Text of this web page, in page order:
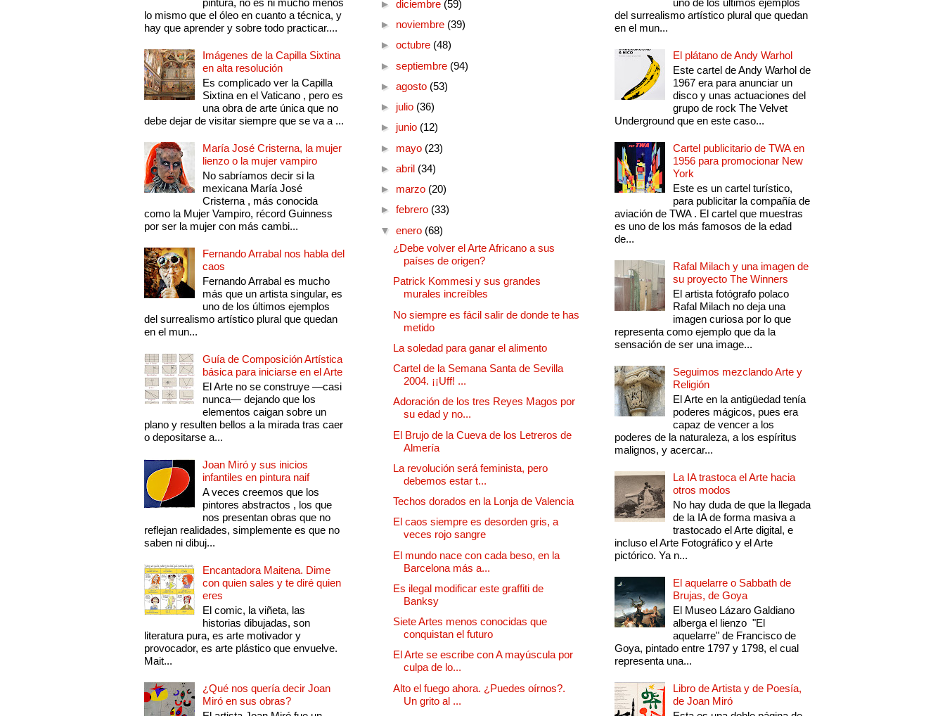
lo mismo que el óleo en cuanto a técnica, y
hay que aprender y sobre todo practicar....
Imágenes de la Capilla Sixtina
en alta resolución
Es complicado ver la Capilla
Sixtina en el Vaticano , pero es
una obra de arte única que no
debe dejar de visitar siempre que se va a ...
María José Cristerna, la mujer
lienzo o la mujer vampiro
No sabríamos decir si la
mexicana María José
Cristerna , más conocida
como la Mujer Vampiro, récord Guinness
por ser la mujer con más cambi...
Fernando Arrabal nos habla del
caos
Fernando Arrabal es mucho
más que un artista singular, es
uno de los últimos ejemplos
del surrealismo artístico plural que quedan
en el mun...
Guía de Composición Artística
básica para iniciarse en el Arte
El Arte no se construye —casi
nunca— dejando que los
elementos caigan sobre un
plano y resulten bellos a la mirada tras caer
o depositarse a...
Joan Miró y sus inicios
infantiles en pintura naif
A veces creemos que los
pintores abstractos , los que
nos presentan obras que no
reflejan realidades, simplemente es que no
saben ni dibuj...
Encantadora Maitena. Dime
con quien sales y te diré quien
eres
El comic, la viñeta, las
historias dibujadas, son
literatura pura, es arte motivador y
provocador, es arte plástico que envuelve.
Mait...
¿Qué nos quería decir Joan
Miró en sus obras?
► diciembre (59)
► noviembre (39)
► octubre (48)
► septiembre (94)
► agosto (53)
► julio (36)
► junio (12)
► mayo (23)
► abril (34)
► marzo (20)
► febrero (33)
▼ enero (68)
¿Debe volver el Arte Africano a sus
países de origen?
Patrick Kommesi y sus grandes
murales increíbles
No siempre es fácil salir de donde te has
metido
La soledad para ganar el alimento
Cartel de la Semana Santa de Sevilla
2004. ¡¡Uff! ...
Adoración de los tres Reyes Magos por
su edad y no...
El Brujo de la Cueva de los Letreros de
Almería
La revolución será feminista, pero
debemos estar t...
Techos dorados en la Lonja de Valencia
El caos siempre es desorden gris, a
veces rojo sangre
El mundo nace con cada beso, en la
Barcelona más a...
Es ilegal modificar este graffiti de
Banksy
Siete Artes menos conocidas que
conquistan el futuro
El Arte se escribe con A mayúscula por
culpa de lo...
Alto el fuego ahora. ¿Puedes oírnos?.
Un grito al ...
del surrealismo artístico plural que quedan
en el mun...
El plátano de Andy Warhol
Este cartel de Andy Warhol de
1967 era para anunciar un
disco y unas actuaciones del
grupo de rock The Velvet
Underground que en este caso...
Cartel publicitario de TWA en
1956 para promocionar New
York
Este es un cartel turístico,
para publicitar la compañía de
aviación de TWA . El cartel que muestras
es uno de los más famosos de la edad
de...
Rafal Milach y una imagen de
su proyecto The Winners
El artista fotógrafo polaco
Rafal Milach no deja una
imagen curiosa por lo que
representa como ejemplo que da la
sensación de ser una image...
Seguimos mezclando Arte y
Religión
El Arte en la antigüedad tenía
poderes mágicos, pues era
capaz de vencer a los
poderes de la naturaleza, a los espíritus
malignos, y acercar...
La IA trastoca el Arte hacia
otros modos
No hay duda de que la llegada
de la IA de forma masiva a
trastocado el Arte digital, e
incluso el Arte Fotográfico y el Arte
pictórico. Ya n...
El aquelarre o Sabbath de
Brujas, de Goya
El Museo Lázaro Galdiano
alberga el lienzo "El
aquelarre" de Francisco de
Goya, pintado entre 1797 y 1798, el cual
representa una...
Libro de Artista y de Poesía,
de Joan Miró